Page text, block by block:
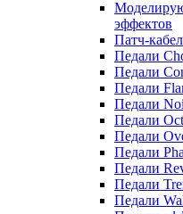
эффектов
Патч-
Педали
Педали
Педали
Педали
Педали
Педали
Педали
Педали
Педали
Педали